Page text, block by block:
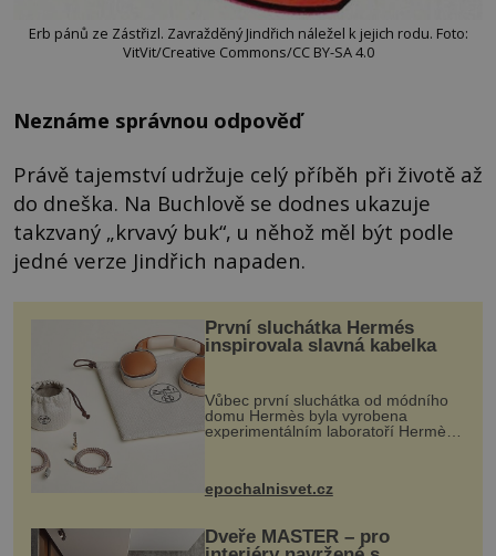
Erb pánů ze Zástřizl. Zavražděný Jindřich náležel k jejich rodu. Foto:
VitVit/Creative Commons/CC BY-SA 4.0
Neznáme správnou odpověď
Právě tajemství udržuje celý příběh při životě až
do dneška. Na Buchlově se dodnes ukazuje
takzvaný „krvavý buk“, u něhož měl být podle
jedné verze Jindřich napaden.
První sluchátka Hermés
inspirovala slavná kabelka
Vůbec první sluchátka od módního
domu Hermès byla vyrobena
experimentálním laboratoří Hermès
kovový...
epochalnisvet.cz
Dveře MASTER – pro